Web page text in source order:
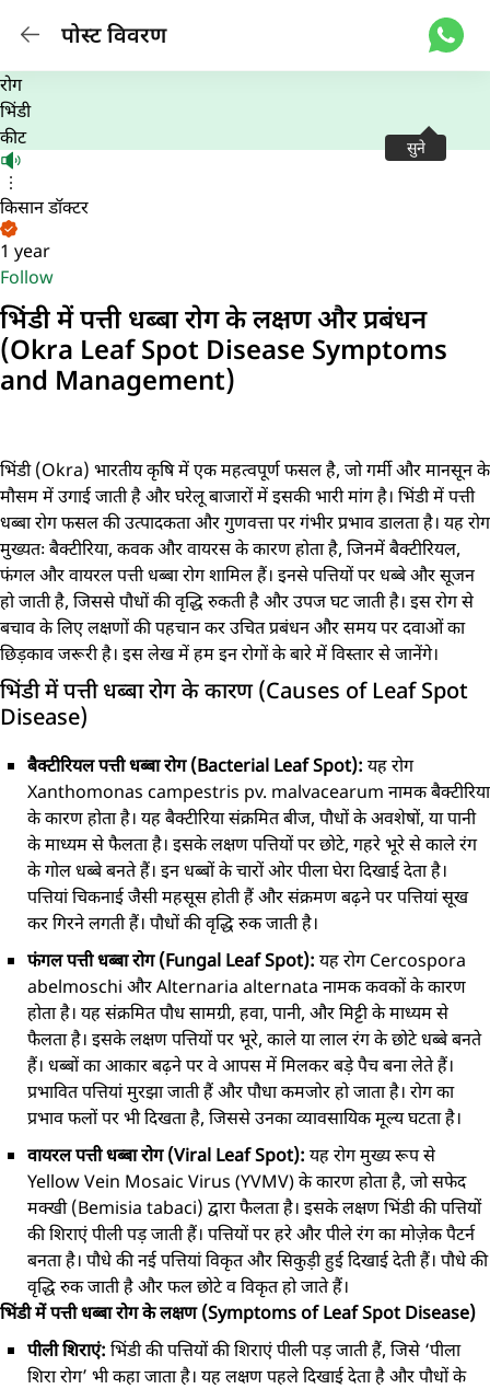
पोस्ट विवरण
सुने
रोग
भिंडी
कीट
किसान डॉक्टर
1 year
Follow
भिंडी में पत्ती धब्बा रोग के लक्षण और प्रबंधन
(Okra Leaf Spot Disease Symptoms
and Management)
भिंडी (Okra) भारतीय कृषि में एक महत्वपूर्ण फसल है, जो गर्मी और मानसून के
मौसम में उगाई जाती है और घरेलू बाजारों में इसकी भारी मांग है। भिंडी में पत्ती
धब्बा रोग फसल की उत्पादकता और गुणवत्ता पर गंभीर प्रभाव डालता है। यह रोग
मुख्यतः बैक्टीरिया, कवक और वायरस के कारण होता है, जिनमें बैक्टीरियल,
फंगल और वायरल पत्ती धब्बा रोग शामिल हैं। इनसे पत्तियों पर धब्बे और सूजन
हो जाती है, जिससे पौधों की वृद्धि रुकती है और उपज घट जाती है। इस रोग से
बचाव के लिए लक्षणों की पहचान कर उचित प्रबंधन और समय पर दवाओं का
छिड़काव जरूरी है। इस लेख में हम इन रोगों के बारे में विस्तार से जानेंगे।
भिंडी में पत्ती धब्बा रोग के कारण (Causes of Leaf Spot
Disease)
बैक्टीरियल पत्ती धब्बा रोग (Bacterial Leaf Spot): यह रोग
Xanthomonas campestris pv. malvacearum नामक बैक्टीरिया
के कारण होता है। यह बैक्टीरिया संक्रमित बीज, पौधों के अवशेषों, या पानी
के माध्यम से फैलता है। इसके लक्षण पत्तियों पर छोटे, गहरे भूरे से काले रंग
के गोल धब्बे बनते हैं। इन धब्बों के चारों ओर पीला घेरा दिखाई देता है।
पत्तियां चिकनाई जैसी महसूस होती हैं और संक्रमण बढ़ने पर पत्तियां सूख
कर गिरने लगती हैं। पौधों की वृद्धि रुक जाती है।
फंगल पत्ती धब्बा रोग (Fungal Leaf Spot): यह रोग Cercospora
abelmoschi और Alternaria alternata नामक कवकों के कारण
होता है। यह संक्रमित पौध सामग्री, हवा, पानी, और मिट्टी के माध्यम से
फैलता है। इसके लक्षण पत्तियों पर भूरे, काले या लाल रंग के छोटे धब्बे बनते
हैं। धब्बों का आकार बढ़ने पर वे आपस में मिलकर बड़े पैच बना लेते हैं।
प्रभावित पत्तियां मुरझा जाती हैं और पौधा कमजोर हो जाता है। रोग का
प्रभाव फलों पर भी दिखता है, जिससे उनका व्यावसायिक मूल्य घटता है।
वायरल पत्ती धब्बा रोग (Viral Leaf Spot): यह रोग मुख्य रूप से
Yellow Vein Mosaic Virus (YVMV) के कारण होता है, जो सफेद
मक्खी (Bemisia tabaci) द्वारा फैलता है। इसके लक्षण भिंडी की पत्तियों
की शिराएं पीली पड़ जाती हैं। पत्तियों पर हरे और पीले रंग का मोज़ेक पैटर्न
बनता है। पौधे की नई पत्तियां विकृत और सिकुड़ी हुई दिखाई देती हैं। पौधे की
वृद्धि रुक जाती है और फल छोटे व विकृत हो जाते हैं।
भिंडी में पत्ती धब्बा रोग के लक्षण (Symptoms of Leaf Spot Disease)
पीली शिराएं: भिंडी की पत्तियों की शिराएं पीली पड़ जाती हैं, जिसे ‘पीला
शिरा रोग’ भी कहा जाता है। यह लक्षण पहले दिखाई देता है और पौधों के